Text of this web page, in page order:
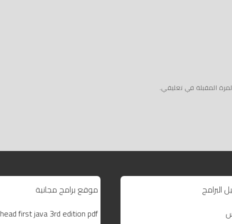
المقبلة في تعليقي.
البرامج
موقع برامج مجانية
head first java 3rd edition pdf